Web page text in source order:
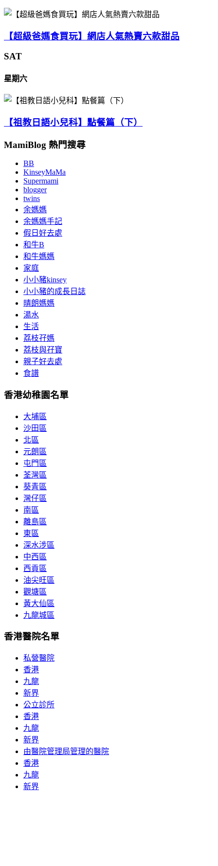
【超級爸媽食買玩】網店人氣熱賣六款甜品
SAT
星期六
【祖教日語小兒科】點餐篇（下）
MamiBlog 熱門搜尋
BB
KinseyMaMa
Supermami
blogger
twins
余媽媽
余媽媽手記
假日好去處
和牛B
和牛媽媽
家庭
小小豬kinsey
小小豬的成長日誌
晴朗媽媽
湯水
生活
荔枝孖媽
荔枝與孖寶
親子好去處
食譜
香港幼稚園名單
大埔區
沙田區
北區
元朗區
屯門區
荃灣區
葵青區
灣仔區
南區
離島區
東區
深水涉區
中西區
西貢區
油尖旺區
觀塘區
黃大仙區
九龍城區
香港醫院名單
私營醫院
香港
九龍
新界
公立診所
香港
九龍
新界
由醫院管理局管理的醫院
香港
九龍
新界